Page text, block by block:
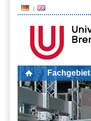
Fachgebiet